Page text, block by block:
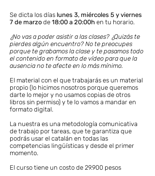
Se dicta los días lunes 3, miércoles 5 y viernes
7 de marzo de 18:00 a 20:00h en tu horario.
¿No vas a poder asistir a las clases? ¿Quizás te
pierdes algún encuentro? No te preocupes
porque te grabamos la clase y te pasamos todo
el contenido en formato de vídeo para que la
ausencia no te afecte en lo más mínimo.
El material con el que trabajarás es un material
propio (lo hicimos nosotros porque queremos
darte lo mejor y no usamos copias de otros
libros sin permiso) y te lo vamos a mandar en
formato digital.
La nuestra es una metodología comunicativa
de trabajo por tareas, que te garantiza que
podrás usar el catalán en todas las
competencias lingüísticas y desde el primer
momento. ​
El curso tiene un costo de 29.900 pesos